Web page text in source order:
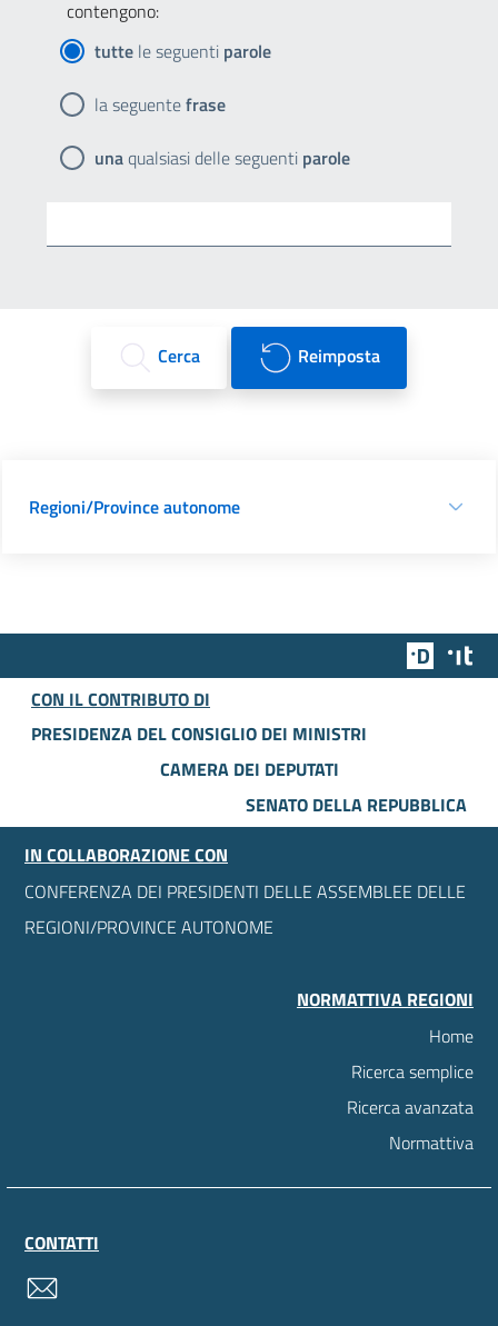
contengono:
tutte le seguenti parole
la seguentefrase
unaqualsiasi delle seguenti parole
Cerca Reimposta
Regioni/Province autonome
Team
CON IL CONTRIBUTO DI
PRESIDENZA DEL CONSIGLIO DEI MINISTRI
CAMERA DEI DEPUTATI
SENATO DELLA REPUBBLICA
IN COLLABORAZIONE CON
CONFERENZA DEI PRESIDENTI DELLE ASSEMBLEE DELLE
REGIONI/PROVINCE AUTONOME
NORMATTIVA REGIONI
Home
Ricerca semplice
Ricerca avanzata
Normattiva
CONTATTI